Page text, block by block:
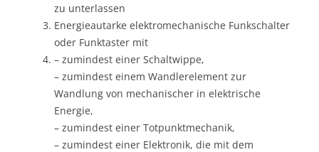
zu unterlassen
Energieautarke elektromechanische Funkschalter
oder Funktaster mit
– zumindest einer Schaltwippe,
– zumindest einem Wandlerelement zur
Wandlung von mechanischer in elektrische
Energie,
– zumindest einer Totpunktmechanik,
– zumindest einer Elektronik, die mit dem